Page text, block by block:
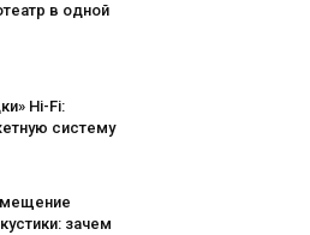
в одной
Hi-Fi:
систему
зачем